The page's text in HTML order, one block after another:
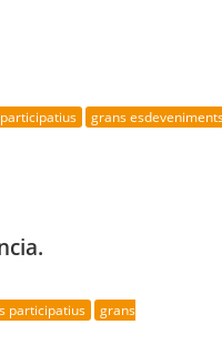
grans
participatius
grans